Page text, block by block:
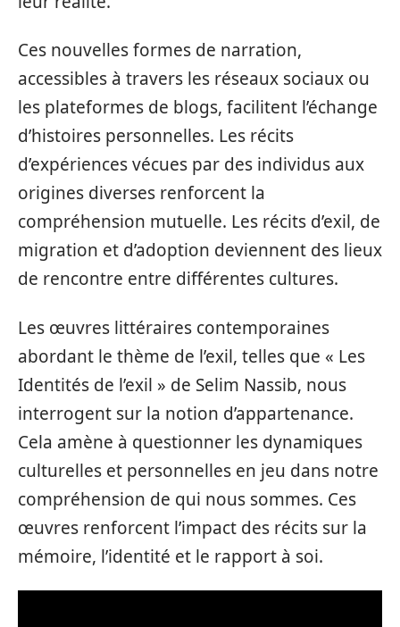
Ces nouvelles formes de narration,
accessibles à travers les réseaux sociaux ou
les plateformes de blogs, facilitent l’échange
d’histoires personnelles. Les récits
d’expériences vécues par des individus aux
origines diverses renforcent la
compréhension mutuelle. Les récits d’exil, de
migration et d’adoption deviennent des lieux
de rencontre entre différentes cultures.
Les œuvres littéraires contemporaines
abordant le thème de l’exil, telles que « Les
Identités de l’exil » de Selim Nassib, nous
interrogent sur la notion d’appartenance.
Cela amène à questionner les dynamiques
culturelles et personnelles en jeu dans notre
compréhension de qui nous sommes. Ces
œuvres renforcent l’impact des récits sur la
mémoire, l’identité et le rapport à soi.